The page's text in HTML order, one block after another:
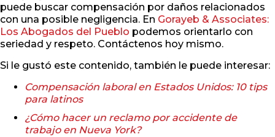
puede buscar compensación por daños relacionados
con una posible negligencia. En Gorayeb & Associates:
Los Abogados del Pueblo podemos orientarlo con
seriedad y respeto. Contáctenos hoy mismo.
Si le gustó este contenido, también le puede interesar:
Compensación laboral en Estados Unidos: 10 tips
para latinos
¿Cómo hacer un reclamo por accidente de
trabajo en Nueva York?